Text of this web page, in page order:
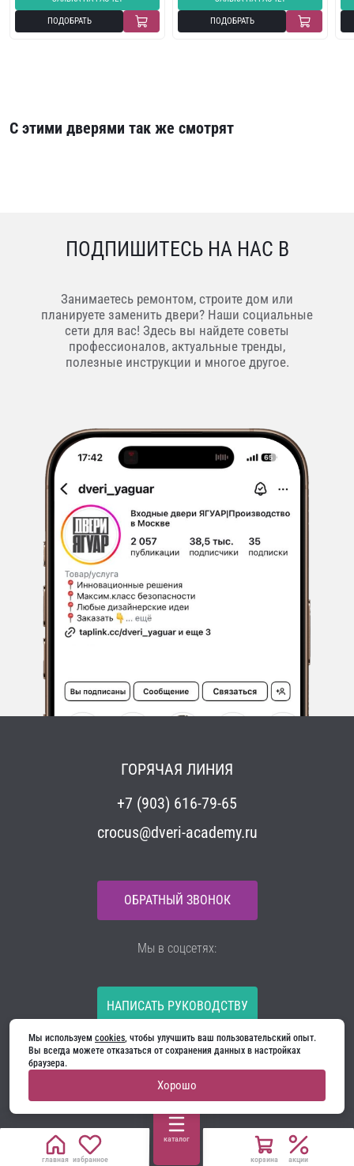
главная избранное
каталог
корзина акции
ПОДОБРАТЬ ПОДОБРАТЬ
С этими дверями так же смотрят
ПОДПИШИТЕСЬ НА НАС В
Занимаетесь ремонтом, строите дом или
планируете заменить двери? Наши социальные
сети для вас! Здесь вы найдете советы
профессионалов, актуальные тренды,
полезные инструкции и многое другое.
ГОРЯЧАЯ ЛИНИЯ
+7 (903) 616-79-65
crocus@dveri-academy.ru
ОБРАТНЫЙ ЗВОНОК
НАПИСАТЬ РУКОВОДСТВУ
Все материалы на сайте принадлежат компании
ООО «Ягуар-М» — входные и межкомнатные двери
Политика конфиденциальности
Договор оферты
Cookie
Мы в соцсетях:
Мы используем cookies, чтобы улучшить ваш пользовательский опыт.
Вы всегда можете отказаться от сохранения данных в настройках
браузера.
Хорошо